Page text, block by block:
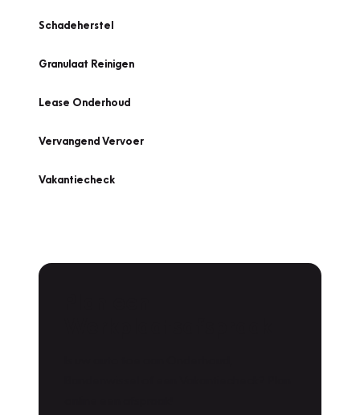
Schadeherstel
Granulaat Reinigen
Lease Onderhoud
Vervangend Vervoer
Vakantiecheck